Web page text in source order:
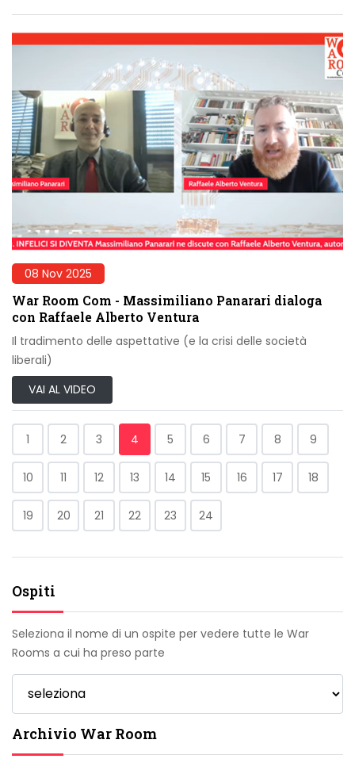
08 Nov 2025
War Room Com - Massimiliano Panarari dialoga
con Raffaele Alberto Ventura
Il tradimento delle aspettative (e la crisi delle società
liberali)
VAI AL VIDEO
1 2 3 4 5 6 7 8 9
10 11 12 13 14 15 16 17 18
19 20 21 22 23 24
Ospiti
Seleziona il nome di un ospite per vedere tutte le War
Rooms a cui ha preso parte
Archivio War Room